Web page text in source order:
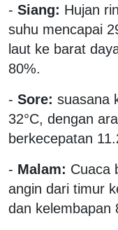
- Siang: Hujan
suhu mencapai
laut ke barat
80%.
- Sore: suasana
32°C, dengan
berkecepatan
- Malam: Cuaca
angin dari timur
dan kelembapan